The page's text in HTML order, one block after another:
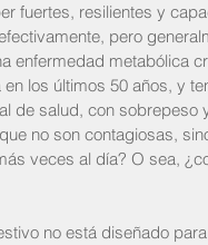
fuertes, resilientes y
pero
enfermedad metabólica
los últimos 50 años, y
de salud, con
no son contagiosas,
veces al día? O sea,
no está diseñado